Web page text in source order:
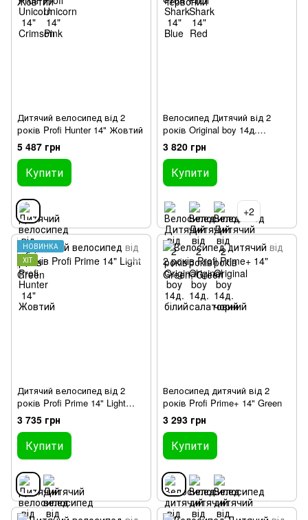
Дитячий велосипед від 2
років Profi Hunter 14" Жовтий
5 487 грн
Купити
Велосипед Дитячий від 2
років Original boy 14д.
Червоний
3 820 грн
Купити
+2
НОВИНКА
ХІТ
Дитячий велосипед від 2
років Profi Prime 14" Light
Green
3 735 грн
Купити
Велосипед дитячий від 2
років Profi Prime+ 14" Green
3 293 грн
Купити